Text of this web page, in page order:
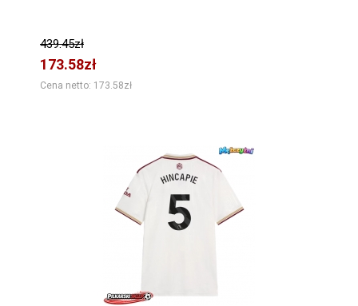
439.45zł
173.58zł
Cena netto: 173.58zł